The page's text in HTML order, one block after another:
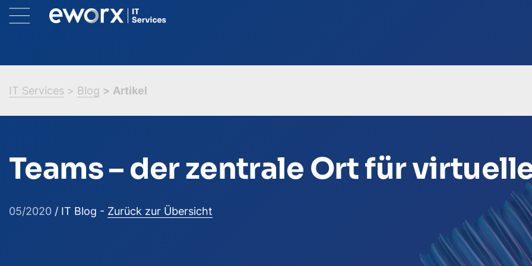
IT Services Blog Artikel
Teams – der zentrale Ort für
05/2020 / IT Blog - Zurück zur Übersicht